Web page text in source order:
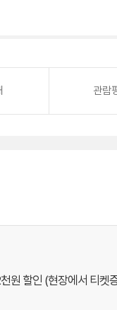
관람
원 할인 (현장에서 티켓